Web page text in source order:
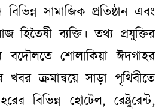
সামাজিক প্রতিষ্ঠান এবং
হিতৈষী ব্যক্তি। তথ্য প্রযুক্তির
বদৌলতে শোলাকিয়া ঈদগাহর
ক্রমান্বয়ে সাড়া পৃথিবীতে
বিভিন্ন হোটেল, রেষ্ট্রুরেন্ট,